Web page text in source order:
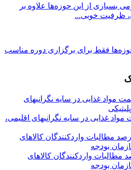
بسیاری از این حوزه‌ها علاوه بر
ظرفیت خوبی...
حوزه‌ها فقط برای برگزاری دوره مناسب
غذایی در سایه نگرانیهای اقلیمی،
پرداخت ۵۰ درصد مطالبات واردکنندگان کالاهای
بودجه